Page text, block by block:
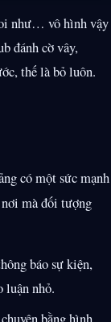
như… vô hình vậy
đánh cờ vây,
thế là bỏ luôn.
có một sức mạnh
mà đối tượng
báo sự kiện,
luận nhỏ.
bằng hình